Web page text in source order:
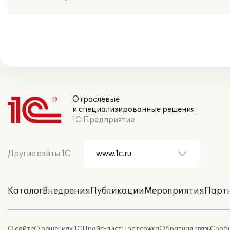
Отраслевые
и специализированные решения
1С:Предприятие
Другие сайты 1С
КаталогВнедренияПубликацииМероприятия